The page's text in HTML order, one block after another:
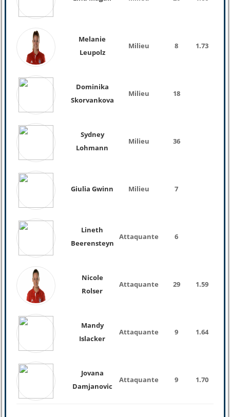
Melanie
Leupolz
Milieu 8 1.73
Dominika
Skorvankova
Milieu 18
Sydney
Lohmann
Milieu 36
Giulia Gwinn Milieu 7
Lineth
Beerensteyn
Attaquante 6
Nicole
Rolser
Attaquante 29 1.59
Mandy
Islacker
Attaquante 9 1.64
Jovana
Damjanovic
Attaquante 9 1.70